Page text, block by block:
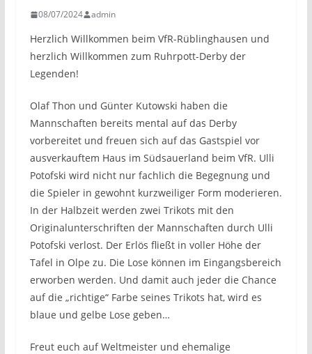
08/07/2024 admin
Herzlich Willkommen beim VfR-Rüblinghausen und
herzlich Willkommen zum Ruhrpott-Derby der
Legenden!
Olaf Thon und Günter Kutowski haben die
Mannschaften bereits mental auf das Derby
vorbereitet und freuen sich auf das Gastspiel vor
ausverkauftem Haus im Südsauerland beim VfR. Ulli
Potofski wird nicht nur fachlich die Begegnung und
die Spieler in gewohnt kurzweiliger Form moderieren.
In der Halbzeit werden zwei Trikots mit den
Originalunterschriften der Mannschaften durch Ulli
Potofski verlost. Der Erlös fließt in voller Höhe der
Tafel in Olpe zu. Die Lose können im Eingangsbereich
erworben werden. Und damit auch jeder die Chance
auf die „richtige“ Farbe seines Trikots hat, wird es
blaue und gelbe Lose geben…
Freut euch auf Weltmeister und ehemalige